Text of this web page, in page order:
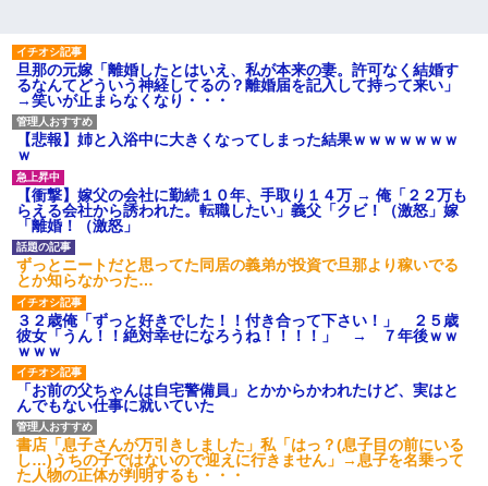
旦那の元嫁「離婚したとはいえ、私が本来の妻。許可なく結婚す
るなんてどういう神経してるの？離婚届を記入して持って来い」
→笑いが止まらなくなり・・・
【悲報】姉と入浴中に大きくなってしまった結果ｗｗｗｗｗｗｗ
ｗ
【衝撃】嫁父の会社に勤続１０年、手取り１４万 → 俺「２２万も
らえる会社から誘われた。転職したい」義父「クビ！（激怒」嫁
「離婚！（激怒」
ずっとニートだと思ってた同居の義弟が投資で旦那より稼いでる
とか知らなかった…
３２歳俺「ずっと好きでした！！付き合って下さい！」 ２５歳
彼女「うん！！絶対幸せになろうね！！！！」 → ７年後ｗｗ
ｗｗｗ
「お前の父ちゃんは自宅警備員」とかからかわれたけど、実はと
んでもない仕事に就いていた
書店「息子さんが万引きしました」私「はっ？(息子目の前にいる
し…)うちの子ではないので迎えに行きません」→息子を名乗って
た人物の正体が判明するも・・・